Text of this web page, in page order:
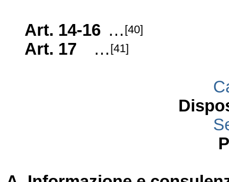
Art. 14-16 … [40]
Art. 17 … [41]